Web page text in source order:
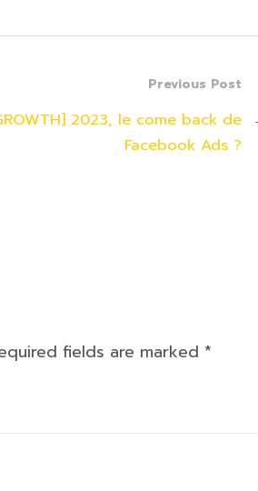
Previous Post
2023, le come back de
Facebook Ads ?
fields are marked *